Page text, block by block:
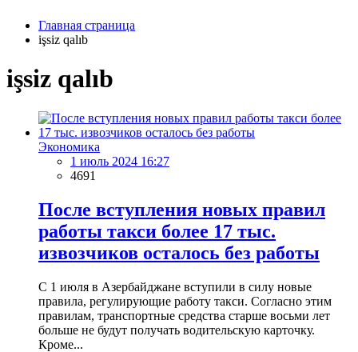
Главная страница
işsiz qalıb
işsiz qalıb
Экономика
1 июль 2024 16:27
4691
После вступления новых правил
работы такси более 17 тыс.
извозчиков осталось без работы
С 1 июля в Азербайджане вступили в силу новые
правила, регулирующие работу такси. Согласно этим
правилам, транспортные средства старше восьми лет
больше не будут получать водительскую карточку.
Кроме...